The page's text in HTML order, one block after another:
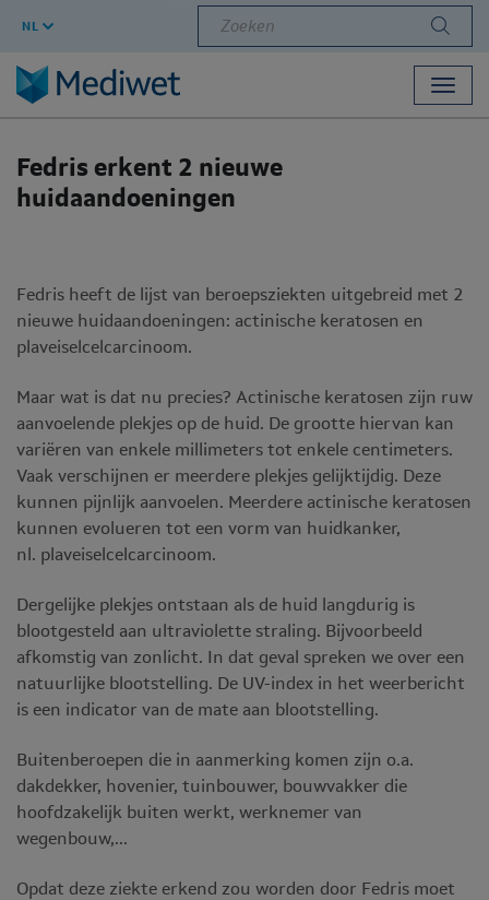
NL Zoeken
Fedris erkent 2 nieuwe
huidaandoeningen
Fedris heeft de lijst van beroepsziekten uitgebreid met 2
nieuwe huidaandoeningen: actinische keratosen en
plaveiselcelcarcinoom.
Maar wat is dat nu precies? Actinische keratosen zijn ruw
aanvoelende plekjes op de huid. De grootte hiervan kan
variëren van enkele millimeters tot enkele centimeters.
Vaak verschijnen er meerdere plekjes gelijktijdig. Deze
kunnen pijnlijk aanvoelen. Meerdere actinische keratosen
kunnen evolueren tot een vorm van huidkanker,
nl. plaveiselcelcarcinoom.
Dergelijke plekjes ontstaan als de huid langdurig is
blootgesteld aan ultraviolette straling. Bijvoorbeeld
afkomstig van zonlicht. In dat geval spreken we over een
natuurlijke blootstelling. De UV-index in het weerbericht
is een indicator van de mate aan blootstelling.
Buitenberoepen die in aanmerking komen zijn o.a.
dakdekker, hovenier, tuinbouwer, bouwvakker die
hoofdzakelijk buiten werkt, werknemer van
wegenbouw,...
Opdat deze ziekte erkend zou worden door Fedris moet